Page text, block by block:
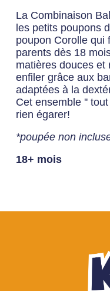
La Combinaison
les petits poupons
poupon Corolle qui
parents dès 18
matières douces et
enfiler grâce aux
adaptées à la
Cet ensemble ''
rien égarer!
*poupée non
18+ mois